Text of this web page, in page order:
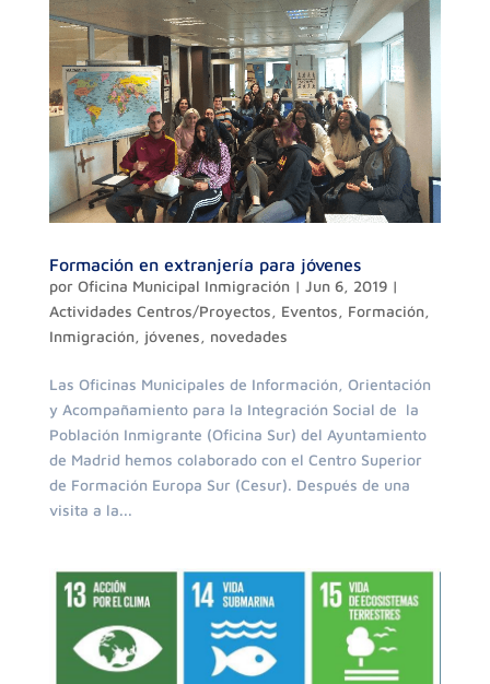
Formación en extranjería para jóvenes
por Oficina Municipal Inmigración| Jun 6, 2019|
Actividades Centros/Proyectos, Eventos, Formación,
Inmigración, jóvenes, novedades
Las Oficinas Municipales de Información, Orientación
y Acompañamiento para la Integración Social de la
Población Inmigrante (Oficina Sur) del Ayuntamiento
de Madrid hemos colaborado con el Centro Superior
de Formación Europa Sur (Cesur). Después de una
visita a la...